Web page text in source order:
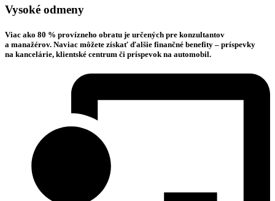
Vysoké odmeny
Viac ako 80 % provízneho obratu je určených pre konzultantov
a manažérov. Naviac môžete získať ďalšie finančné benefity – príspevky
na kancelárie, klientské centrum či príspevok na automobil.